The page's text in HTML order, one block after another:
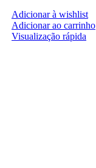
Adicionar à wishlist
Adicionar ao carrinho
Visualização rápida